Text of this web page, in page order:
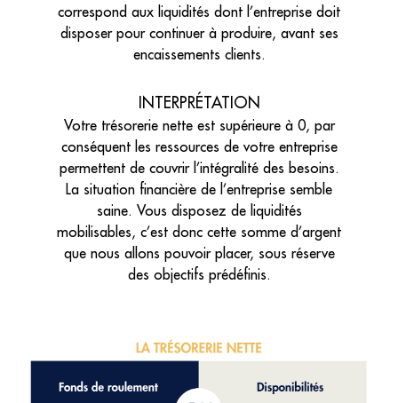
correspond aux liquidités dont l’entreprise doit
disposer pour continuer à produire, avant ses
encaissements clients.
INTERPRÉTATION
Votre trésorerie nette est supérieure à 0, par
conséquent les ressources de votre entreprise
permettent de couvrir l’intégralité des besoins.
La situation financière de l’entreprise semble
saine. Vous disposez de liquidités
mobilisables, c’est donc cette somme d’argent
que nous allons pouvoir placer, sous réserve
des objectifs prédéfinis.